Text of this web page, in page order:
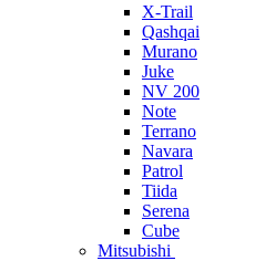
X-Trail
Qashqai
Murano
Juke
NV 200
Note
Terrano
Navara
Patrol
Tiida
Serena
Cube
Mitsubishi